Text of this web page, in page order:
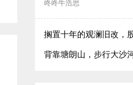
咚咚牛浩思
搁置十年的观澜旧改，
身影
背靠塘朗山，步行大沙